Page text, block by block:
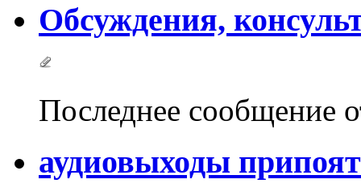
Обсуждения,
Последнее сообщение
аудиовыходы